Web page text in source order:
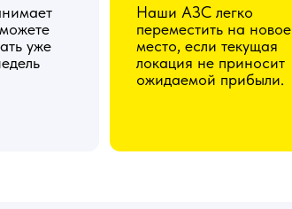
уже
Наши АЗС легко
переместить на новое
место, если текущая
локация не приносит
ожидаемой прибыли.